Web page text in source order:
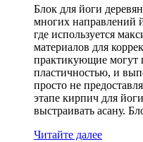
составляла
750,00 ₽.
Блок для йоги
многих направлений
где используется
материалов для
практикующие могут
пластичностью, и
просто не
этапе кирпич для
выстраивать асану.
Блок
Читайте далее